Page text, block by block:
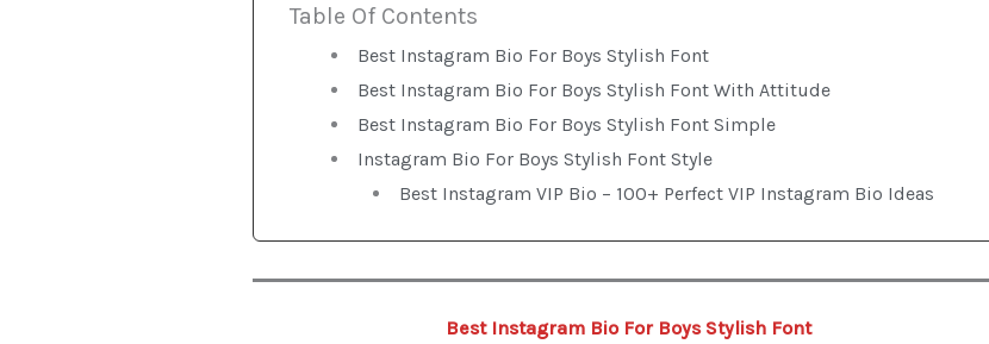
Table Of Contents
Best Instagram Bio For Boys Stylish Font
Best Instagram Bio For Boys Stylish Font With Attitude
Best Instagram Bio For Boys Stylish Font Simple
Instagram Bio For Boys Stylish Font Style
Best Instagram VIP Bio – 100+ Perfect VIP Instagram Bio Ideas
Best Instagram Bio For Boys Stylish Font